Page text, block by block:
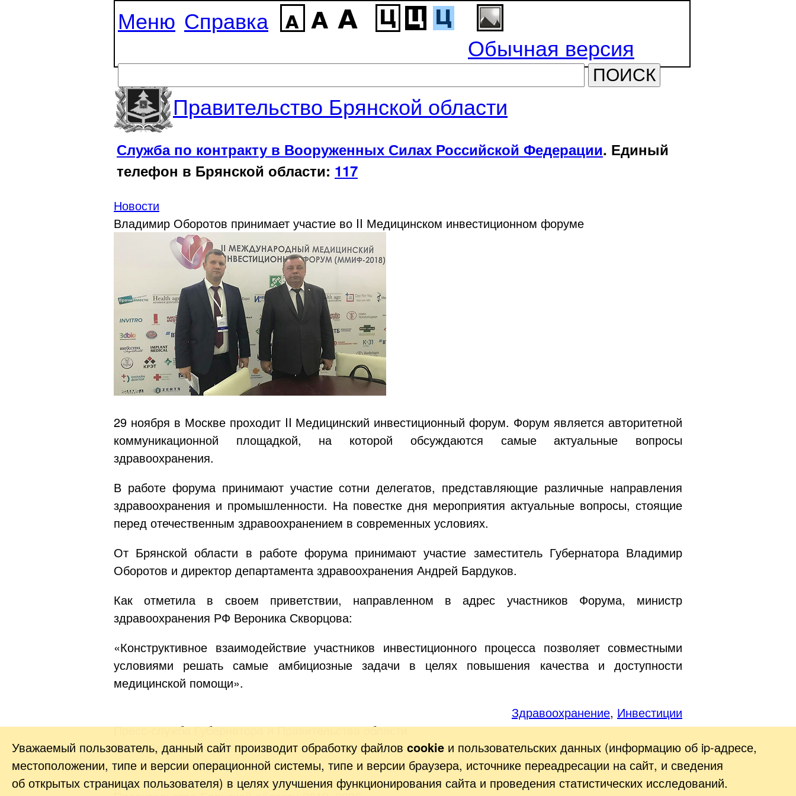
Меню Справка
Обычная версия
ПОИСК
Правительство Брянской области
Служба по контракту в Вооруженных Силах Российской Федерации. Единый
телефон в Брянской области: 117
Новости
Владимир Оборотов принимает участие во II Медицинском инвестиционном форуме
29 ноября в Москве проходит II Медицинский инвестиционный форум. Форум является авторитетной
коммуникационной площадкой, на которой обсуждаются самые актуальные вопросы
здравоохранения.
В работе форума принимают участие сотни делегатов, представляющие различные направления
здравоохранения и промышленности. На повестке дня мероприятия актуальные вопросы, стоящие
перед отечественным здравоохранением в современных условиях.
От Брянской области в работе форума принимают участие заместитель Губернатора Владимир
Оборотов и директор департамента здравоохранения Андрей Бардуков.
Как отметила в своем приветствии, направленном в адрес участников Форума, министр
здравоохранения РФ Вероника Скворцова:
«Конструктивное взаимодействие участников инвестиционного процесса позволяет совместными
условиями решать самые амбициозные задачи в целях повышения качества и доступности
медицинской помощи».
Здравоохранение, Инвестиции
Пресс-служба Губернатора и Правительства области
29 ноября 2018 года
Уважаемый пользователь, данный сайт производит обработку файлов cookie и пользовательских данных (информацию об ip-адресе,
местоположении, типе и версии операционной системы, типе и версии браузера, источнике переадресации на сайт, и сведения
об открытых страницах пользователя) в целях улучшения функционирования сайта и проведения статистических исследований.